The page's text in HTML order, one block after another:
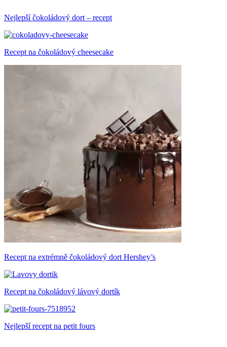
Nejlepší čokoládový dort – recept
Recept na čokoládový cheesecake
Recept na extrémně čokoládový dort Hershey’s
Recept na čokoládový lávový dortík
Nejlepší recept na petit fours